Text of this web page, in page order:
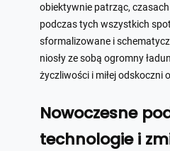
obiektywnie patrząc,
podczas tych wszystkich
sformalizowane i
niosły ze sobą ogromny
życzliwości i miłej odskoczni
Nowoczesne
technologie i